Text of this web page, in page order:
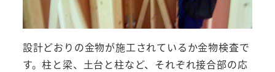
設計どおりの金物が施工されているか金物検査で
す。柱と梁、土台と柱など、それぞれ接合部の応